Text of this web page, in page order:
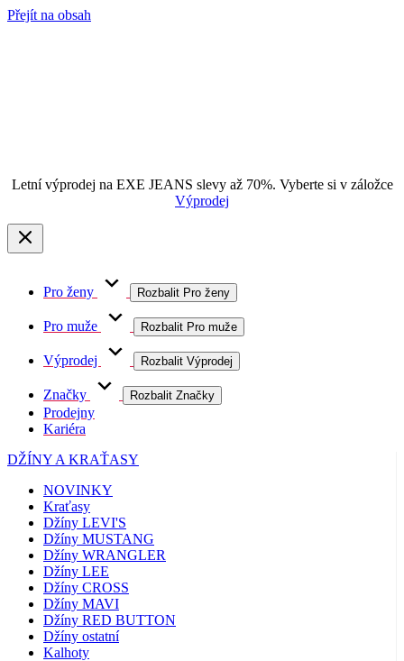
Přejít na obsah
Letní výprodej na EXE JEANS slevy až 70%. Vyberte si v záložce
Výprodej
Pro ženy Rozbalit Pro ženy
Pro muže Rozbalit Pro muže
Výprodej Rozbalit Výprodej
Značky Rozbalit Značky
Prodejny
Kariéra
DŽÍNY A KRAŤASY
NOVINKY
Kraťasy
Džíny LEVI'S
Džíny MUSTANG
Džíny WRANGLER
Džíny LEE
Džíny CROSS
Džíny MAVI
Džíny RED BUTTON
Džíny ostatní
Kalhoty